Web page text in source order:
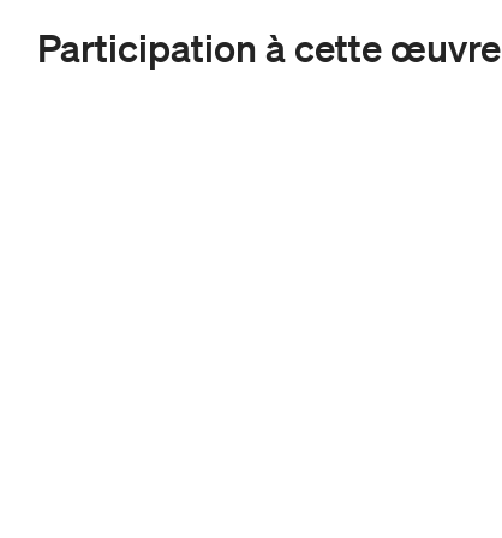
Participation à cette œuvre